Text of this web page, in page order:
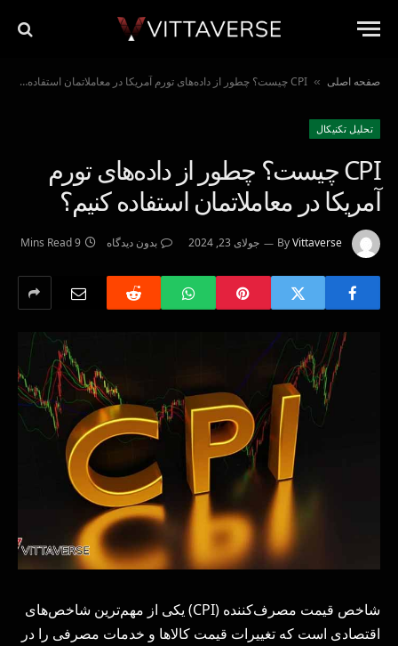
صفحه اصلی » CPI چیست؟ چطور از داده‌های تورم آمریکا در معاملاتمان استفاده کنیم؟
تحليل تكنيكال
CPI چیست؟ چطور از داده‌های تورم
آمریکا در معاملاتمان استفاده کنیم؟
ByVittaverse جولای 23, 2024 بدون دیدگاه 9 Mins Read
شاخص قیمت مصرف‌کننده (CPI) یکی از مهم‌ترین شاخص‌های
اقتصادی است که تغییرات قیمت کالاها و خدمات مصرفی را در